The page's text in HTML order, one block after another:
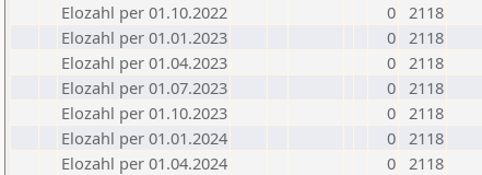
Elozahl per 01.10.2022
0 2118
Elozahl per 01.01.2023
0 2118
Elozahl per 01.04.2023
0 2118
Elozahl per 01.07.2023
0 2118
Elozahl per 01.10.2023
0 2118
Elozahl per 01.01.2024
0 2118
Elozahl per 01.04.2024
0 2118